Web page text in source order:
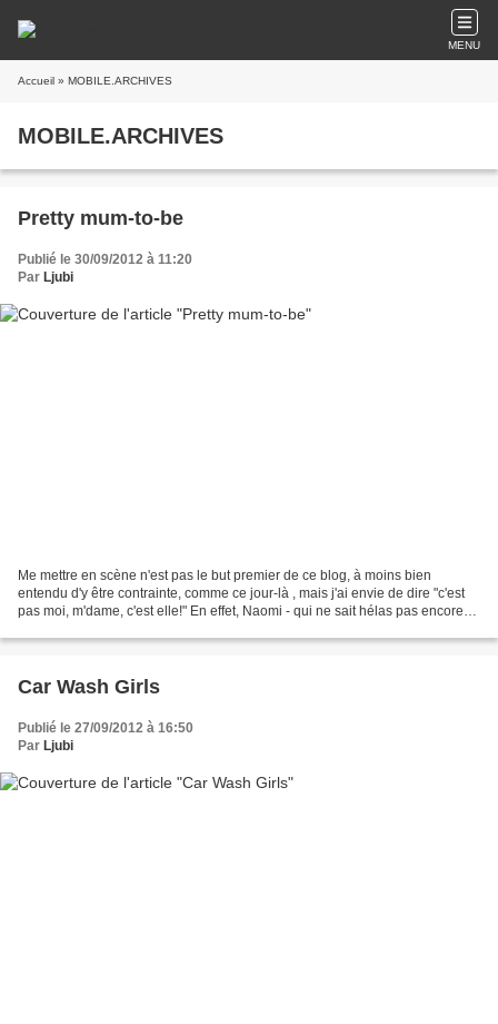
MENU
Accueil » MOBILE.ARCHIVES
MOBILE.ARCHIVES
Pretty mum-to-be
Publié le 30/09/2012 à 11:20
Par Ljubi
Me mettre en scène n'est pas le but premier de ce blog, à moins bien
entendu d'y être contrainte, comme ce jour-là , mais j'ai envie de dire "c'est
pas moi, m'dame, c'est elle!" En effet, Naomi - qui ne sait hélas pas encore
Car Wash Girls
Publié le 27/09/2012 à 16:50
Par Ljubi